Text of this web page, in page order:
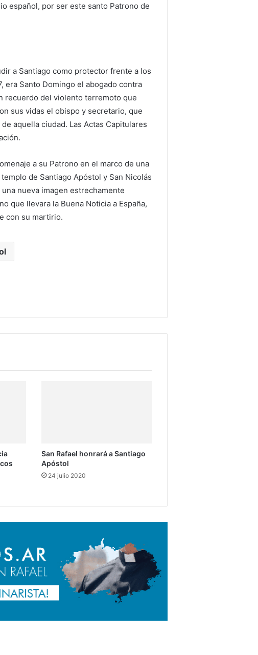
español, por ser este santo Patrono de
a Santiago como protector frente a los
era Santo Domingo el abogado contra
recuerdo del violento terremoto que
sus vidas el obispo y secretario, que
aquella ciudad. Las Actas Capitulares
a su Patrono en el marco de una
de Santiago Apóstol y San Nicolás
nueva imagen estrechamente
que llevara la Buena Noticia a España,
con su martirio.
San Rafael honrará a Santiago
Apóstol
24 julio 2020